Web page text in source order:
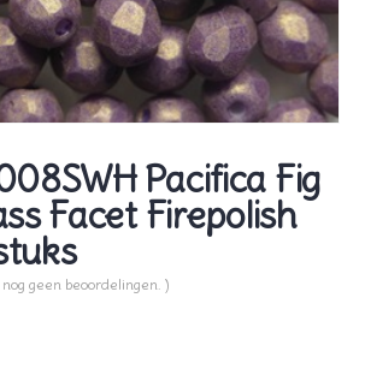
Pacifica Fig
Facet Firepolish
geen beoordelingen. )